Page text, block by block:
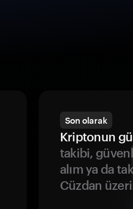
Son olarak
Kriptonun
takibi,
alım ya da
Cüzdan